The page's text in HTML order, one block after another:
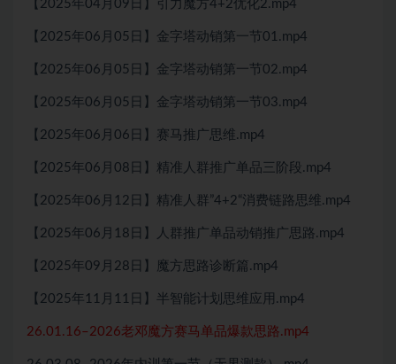
【2025年04月09日】引力魔方4+2优化2.mp4
【2025年06月05日】金字塔动销第一节01.mp4
【2025年06月05日】金字塔动销第一节02.mp4
【2025年06月05日】金字塔动销第一节03.mp4
【2025年06月06日】赛马推广思维.mp4
【2025年06月08日】精准人群推广单品三阶段.mp4
【2025年06月12日】精准人群”4+2“消费链路思维.mp4
【2025年06月18日】人群推广单品动销推广思路.mp4
【2025年09月28日】魔方思路诊断篇.mp4
【2025年11月11日】半智能计划思维应用.mp4
26.01.16–2026老邓魔方赛马单品爆款思路.mp4